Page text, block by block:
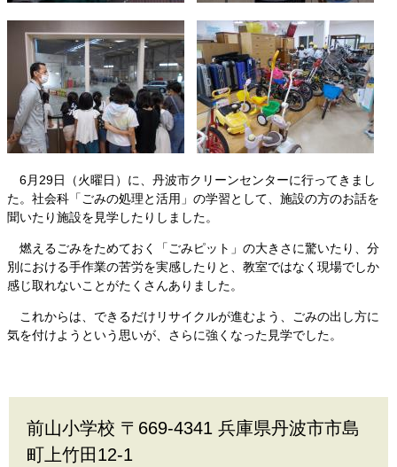
6月29日（火曜日）に、丹波市クリーンセンターに行ってきまし
た。社会科「ごみの処理と活用」の学習として、施設の方のお話を
聞いたり施設を見学したりしました。
燃えるごみをためておく「ごみピット」の大きさに驚いたり、分
別における手作業の苦労を実感したりと、教室ではなく現場でしか
感じ取れないことがたくさんありました。
これからは、できるだけリサイクルが進むよう、ごみの出し方に
気を付けようという思いが、さらに強くなった見学でした。
前山小学校 〒669-4341 兵庫県丹波市市島
町上竹田12-1